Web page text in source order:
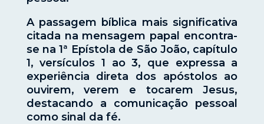
A passagem bíblica mais significativa
citada na mensagem papal encontra-
se na 1ª Epístola de São João, capítulo
1, versículos 1 ao 3, que expressa a
experiência direta dos apóstolos ao
ouvirem, verem e tocarem Jesus,
destacando a comunicação pessoal
como sinal da fé.